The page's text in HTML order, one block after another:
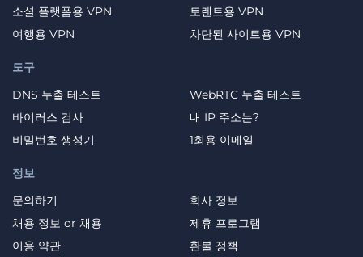
소셜 플랫폼용 VPN
토렌트용 VPN
여행용 VPN
차단된 사이트용 VPN
정보
문의하기
회사 정보
채용 정보 or 채용
제휴 프로그램
이용 약관
환불 정책
도구
DNS 누출 테스트
WebRTC 누출 테스트
바이러스 검사
내 IP 주소는?
비밀번호 생성기
1회용 이메일